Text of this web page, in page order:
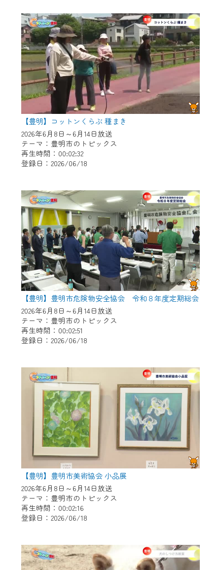
【豊明】コットンくらぶ 種まき
2026年6月8日～6月14日放送
テーマ：豊明市のトピックス
再生時間：00:02:32
登録日：2026/06/18
【豊明】豊明市危険物安全協会 令和８年度定期総会
2026年6月8日～6月14日放送
テーマ：豊明市のトピックス
再生時間：00:02:51
登録日：2026/06/18
【豊明】豊明市美術協会 小品展
2026年6月8日～6月14日放送
テーマ：豊明市のトピックス
再生時間：00:02:16
登録日：2026/06/18
で設定できます。
（GmailやYahooなどのフリーメールアドレ
スでも作成可能です）
※マイページへのログイン・MyIDの新規登
録はこちらから
※CCNetアプリをご利用中の方は引き続き
ご視聴いただけます。
＜メンテナンス情報＞
CCNetWebTVのリニューアルにともないメ
ンテナンス作業を予定しています。
作業の間は、CCNetWebTVの画面が「メン
テナンス中」になり、ご利用いただけませ
ん。
ご不便をおかけいたしますが、ご了承の程
よろしくお願いいたします。